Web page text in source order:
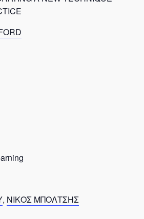
, ΝΙΚΟΣ ΜΠΟΛΤΣΗΣ